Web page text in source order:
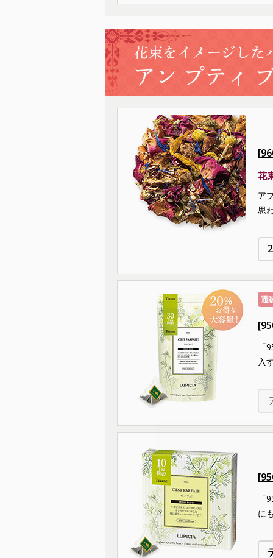
花
ア
思
通
入
に